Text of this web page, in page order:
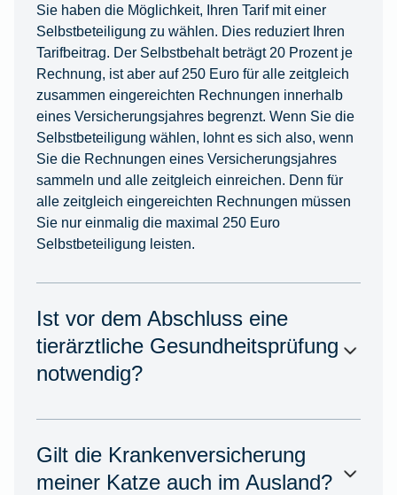
Sie haben die Möglichkeit, Ihren Tarif mit einer
Selbstbeteiligung zu wählen. Dies reduziert Ihren
Tarifbeitrag. Der Selbstbehalt beträgt 20 Prozent je
Rechnung, ist aber auf 250 Euro für alle zeitgleich
zusammen eingereichten Rechnungen innerhalb
eines Versicherungsjahres begrenzt. Wenn Sie die
Selbstbeteiligung wählen, lohnt es sich also, wenn
Sie die Rechnungen eines Versicherungsjahres
sammeln und alle zeitgleich einreichen. Denn für
alle zeitgleich eingereichten Rechnungen müssen
Sie nur einmalig die maximal 250 Euro
Selbstbeteiligung leisten.
Ist vor dem Abschluss eine
tierärztliche Gesundheitsprüfung
notwendig?
Gilt die Krankenversicherung
meiner Katze auch im Ausland?